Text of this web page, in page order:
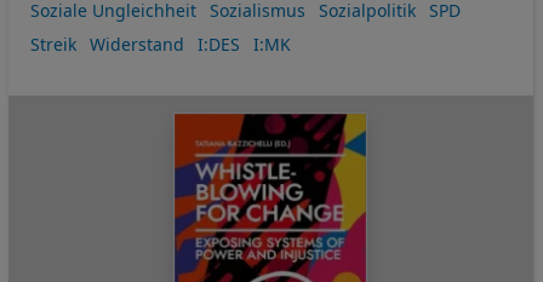
Soziale Ungleichheit
Sozialismus Sozialpolitik
SPD
Streik
Widerstand I:DES I:MK